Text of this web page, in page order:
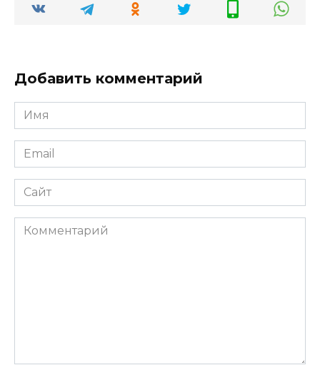
Добавить комментарий
Имя
*
Email
*
Сайт
Комментарий